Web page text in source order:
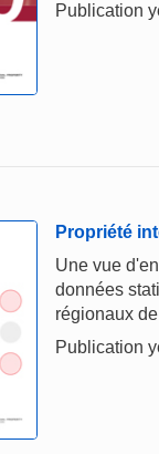
Publication
Propriété
Une vue
données
régionaux
Publication